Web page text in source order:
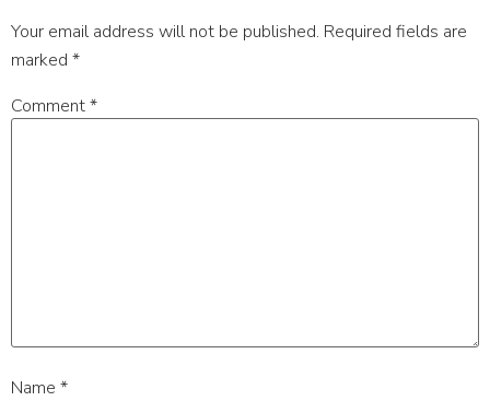
Your email address will not be published. Required fields are
marked *
Comment*
Name *